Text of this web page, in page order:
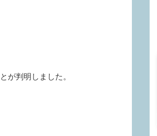
が判明しました。